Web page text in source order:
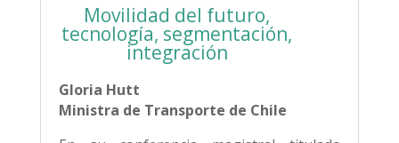
Movilidad del futuro,
tecnología, segmentación,
integración
Gloria Hutt
Ministra de Transporte de Chile